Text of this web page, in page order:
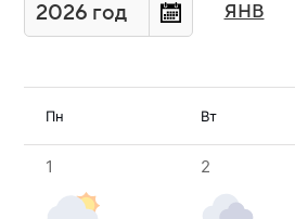
2026 год ЯНВ
Пн Вт
1 2